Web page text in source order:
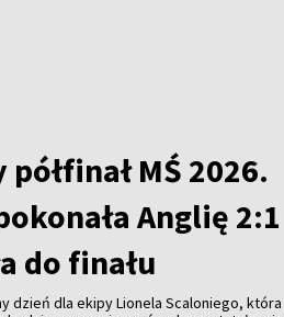
Mistrzostw Świata – nie chciał
MŚ 2026.
Anglię
do finału
dzień dla ekipy Lionela Scaloniego,